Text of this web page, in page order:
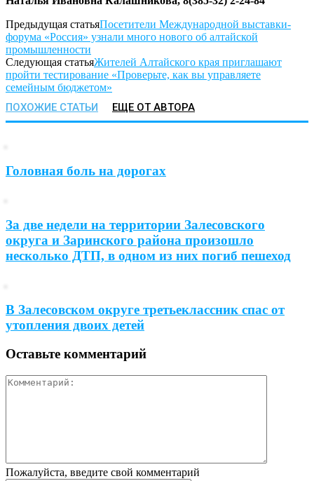
Предыдущая статьяПосетители Международной выставки-
форума «Россия» узнали много нового об алтайской
промышленности
Следующая статьяЖителей Алтайского края приглашают
пройти тестирование «Проверьте, как вы управляете
семейным бюджетом»
ПОХОЖИЕ СТАТЬИ ЕЩЕ ОТ АВТОРА
Головная боль на дорогах
За две недели на территории Залесовского
округа и Заринского района произошло
несколько ДТП, в одном из них погиб пешеход
В Залесовском округе третьеклассник спас от
утопления двоих детей
Оставьте комментарий
Пожалуйста, введите свой комментарий